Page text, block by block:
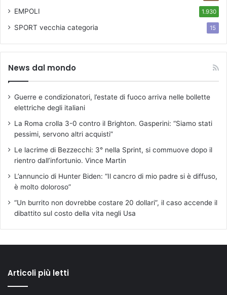
EMPOLI 1.930
SPORT vecchia categoria 15
News dal mondo
Guerre e condizionatori, l’estate di fuoco arriva nelle bollette
elettriche degli italiani
La Roma crolla 3-0 contro il Brighton. Gasperini: “Siamo stati
pessimi, servono altri acquisti”
Le lacrime di Bezzecchi: 3° nella Sprint, si commuove dopo il
rientro dall’infortunio. Vince Martin
L’annuncio di Hunter Biden: “Il cancro di mio padre si è diffuso,
è molto doloroso”
“Un burrito non dovrebbe costare 20 dollari”, il caso accende il
dibattito sul costo della vita negli Usa
Articoli più letti